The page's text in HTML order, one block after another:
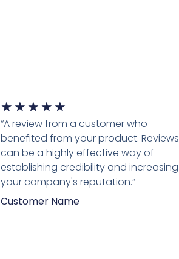
★ ★ ★ ★ ★
“A review from a customer who
benefited from your product. Reviews
can be a highly effective way of
establishing credibility and increasing
your company's reputation.”
Customer Name